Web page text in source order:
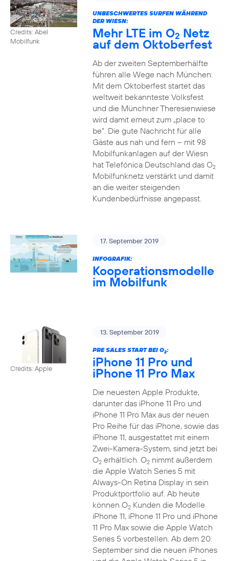
Credits: Abel
Mobilfunk
UNBESCHWERTES SURFEN WÄHREND
DER WIESN:
Mehr LTE im O2 Netz
auf dem Oktoberfest
Ab der zweiten Septemberhälfte
führen alle Wege nach München:
Mit dem Oktoberfest startet das
weltweit bekannteste Volksfest
und die Münchner Theresienwiese
wird damit erneut zum „place to
be“. Die gute Nachricht für alle
Gäste aus nah und fern – mit 98
Mobilfunkanlagen auf der Wiesn
hat Telefónica Deutschland das O2
Mobilfunknetz verstärkt und damit
an die weiter steigenden
Kundenbedürfnisse angepasst.
17. September 2019
INFOGRAFIK:
Kooperationsmodelle
im Mobilfunk
Credits: Apple
13. September 2019
PRE SALES START BEI O2:
iPhone 11 Pro und
iPhone 11 Pro Max
Die neuesten Apple Produkte,
darunter das iPhone 11 Pro und
iPhone 11 Pro Max aus der neuen
Pro Reihe für das iPhone, sowie das
iPhone 11, ausgestattet mit einem
Zwei-Kamera-System, sind jetzt bei
O2erhältlich. O2nimmt außerdem
die Apple Watch Series 5 mit
Always-On Retina Display in sein
Produktportfolio auf. Ab heute
können O2Kunden die Modelle
iPhone 11, iPhone 11 Pro und iPhone
11 Pro Max sowie die Apple Watch
Series 5 vorbestellen. Ab dem 20.
September sind die neuen iPhones